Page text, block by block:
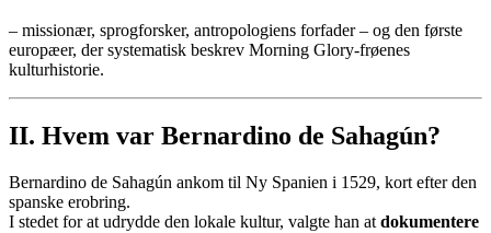
– missionær, sprogforsker, antropologiens forfader – og den første
europæer, der systematisk beskrev Morning Glory-frøenes
kulturhistorie.
II. Hvem var Bernardino de Sahagún?
Bernardino de Sahagún ankom til Ny Spanien i 1529, kort efter den
spanske erobring.
I stedet for at udrydde den lokale kultur, valgte han at dokumentere